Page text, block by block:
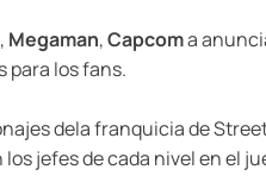
Megaman,Capcoma
para los fans.
dela franquicia de
jefes de cada nivel en el